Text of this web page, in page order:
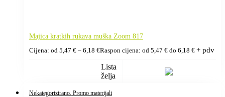
Majica kratkih rukava muška Zoom 817
Cijena: od 5,47 € – 6,18 €Raspon cijena: od 5,47 € do 6,18 € + pdv
Lista
želja
Nekategorizirano , Promo materijali